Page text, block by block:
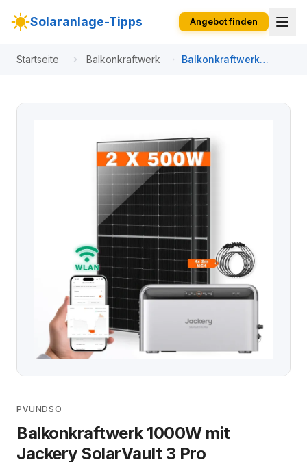
Solaranlage-Tipps Angebot finden
Startseite Balkonkraftwerk
Balkonkraftwerk
1000W mit Jackery
PVUNDSO
Balkonkraftwerk 1000W mit
Jackery SolarVault 3 Pro